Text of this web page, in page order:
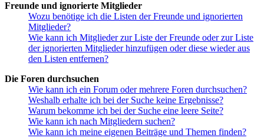
Freunde und ignorierte Mitglieder
Wozu benötige ich die Listen der Freunde und ignorierten
Mitglieder?
Wie kann ich Mitglieder zur Liste der Freunde oder zur Liste
der ignorierten Mitglieder hinzufügen oder diese wieder aus
den Listen entfernen?
Die Foren durchsuchen
Wie kann ich ein Forum oder mehrere Foren durchsuchen?
Weshalb erhalte ich bei der Suche keine Ergebnisse?
Warum bekomme ich bei der Suche eine leere Seite?
Wie kann ich nach Mitgliedern suchen?
Wie kann ich meine eigenen Beiträge und Themen finden?